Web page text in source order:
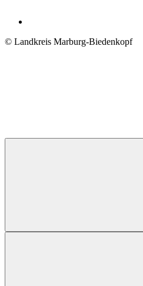
© Landkreis Marburg-Biedenkopf